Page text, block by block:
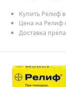
Купить Релиф
Цена на Релиф
Доставка